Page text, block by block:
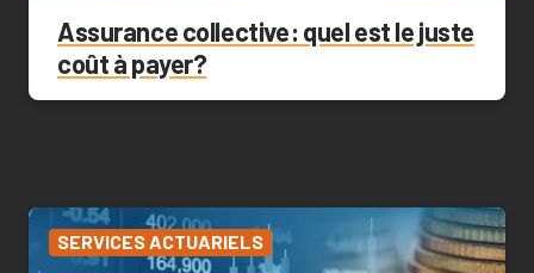
Assurance collective : quel est le juste
coût à payer?
SERVICES ACTUARIELS